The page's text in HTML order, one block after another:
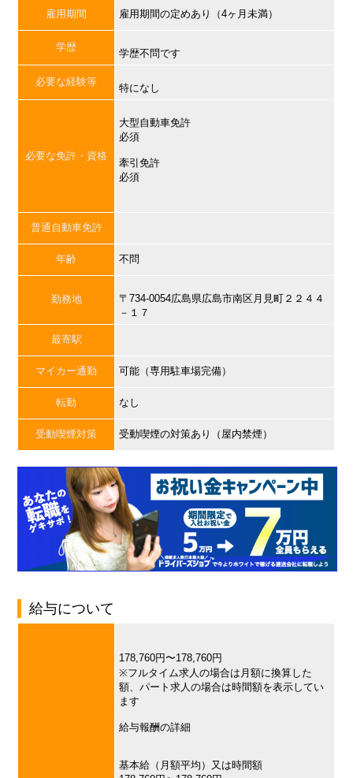
雇用期間 雇用期間の定めあり（4ヶ月未満）
学歴
学歴不問です
必要な経験等
特になし
必要な免許・資格
大型自動車免許
必須
牽引免許
必須
普通自動車免許
年齢 不問
勤務地
〒734-0054広島県広島市南区月見町２２４４
－１７
最寄駅
マイカー通勤 可能（専用駐車場完備）
転勤 なし
受動喫煙対策 受動喫煙の対策あり（屋内禁煙）
給与について
178,760円〜178,760円
※フルタイム求人の場合は月額に換算した
額、パート求人の場合は時間額を表示してい
ます
給与報酬の詳細
基本給（月額平均）又は時間額